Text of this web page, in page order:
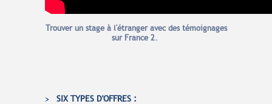
Trouver un stage à l'étranger avec des témoignages
sur France 2.
SIX TYPES D'OFFRES :